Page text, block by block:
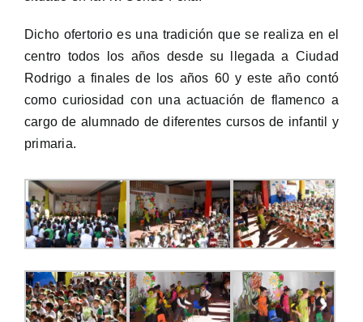
Dicho ofertorio es una tradición que se realiza en el
centro todos los años desde su llegada a Ciudad
Rodrigo a finales de los años 60 y este año contó
como curiosidad con una actuación de flamenco a
cargo de alumnado de diferentes cursos de infantil y
primaria.